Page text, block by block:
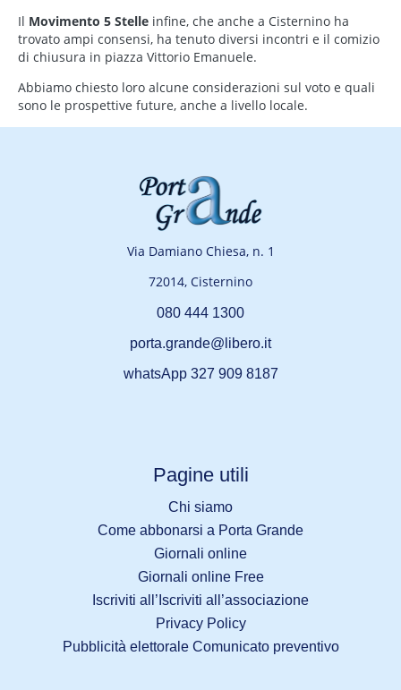
Il Movimento 5 Stelle infine, che anche a Cisternino ha
trovato ampi consensi, ha tenuto diversi incontri e il comizio
di chiusura in piazza Vittorio Emanuele.
Abbiamo chiesto loro alcune considerazioni sul voto e quali
sono le prospettive future, anche a livello locale.
Via Damiano Chiesa, n. 1
72014, Cisternino
080 444 1300
porta.grande@libero.it
whatsApp 327 909 8187
Pagine utili
Chi siamo
Come abbonarsi a Porta Grande
Giornali online
Giornali online Free
Iscriviti all’Iscriviti all’associazione
Privacy Policy
Pubblicità elettorale Comunicato preventivo